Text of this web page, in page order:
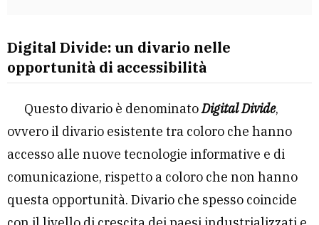
Digital Divide: un divario nelle
opportunità di accessibilità
Questo divario è denominatoDigital Divide,
ovvero il divario esistente tra coloro che hanno
accesso alle nuove tecnologie informative e di
comunicazione, rispetto a coloro che non hanno
questa opportunità. Divario che spesso coincide